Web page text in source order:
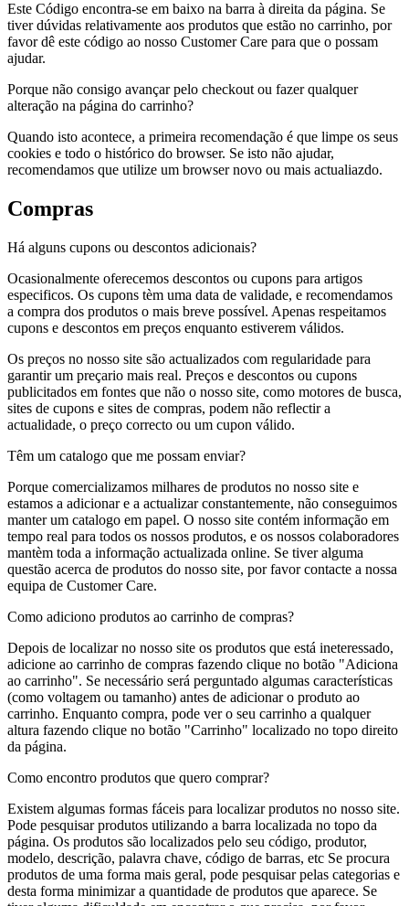
Este Código encontra-se em baixo na barra à direita da página. Se
tiver dúvidas relativamente aos produtos que estão no carrinho, por
favor dê este código ao nosso Customer Care para que o possam
ajudar.
Porque não consigo avançar pelo checkout ou fazer qualquer
alteração na página do carrinho?
Quando isto acontece, a primeira recomendação é que limpe os seus
cookies e todo o histórico do browser. Se isto não ajudar,
recomendamos que utilize um browser novo ou mais actualiazdo.
Compras
Há alguns cupons ou descontos adicionais?
Ocasionalmente oferecemos descontos ou cupons para artigos
especificos. Os cupons tèm uma data de validade, e recomendamos
a compra dos produtos o mais breve possível. Apenas respeitamos
cupons e descontos em preços enquanto estiverem válidos.
Os preços no nosso site são actualizados com regularidade para
garantir um preçario mais real. Preços e descontos ou cupons
publicitados em fontes que não o nosso site, como motores de busca,
sites de cupons e sites de compras, podem não reflectir a
actualidade, o preço correcto ou um cupon válido.
Têm um catalogo que me possam enviar?
Porque comercializamos milhares de produtos no nosso site e
estamos a adicionar e a actualizar constantemente, não conseguimos
manter um catalogo em papel. O nosso site contém informação em
tempo real para todos os nossos produtos, e os nossos colaboradores
mantèm toda a informação actualizada online. Se tiver alguma
questão acerca de produtos do nosso site, por favor contacte a nossa
equipa de Customer Care.
Como adiciono produtos ao carrinho de compras?
Depois de localizar no nosso site os produtos que está ineteressado,
adicione ao carrinho de compras fazendo clique no botão "Adiciona
ao carrinho". Se necessário será perguntado algumas características
(como voltagem ou tamanho) antes de adicionar o produto ao
carrinho. Enquanto compra, pode ver o seu carrinho a qualquer
altura fazendo clique no botão "Carrinho" localizado no topo direito
da página.
Como encontro produtos que quero comprar?
Existem algumas formas fáceis para localizar produtos no nosso site.
Pode pesquisar produtos utilizando a barra localizada no topo da
página. Os produtos são localizados pelo seu código, produtor,
modelo, descrição, palavra chave, código de barras, etc Se procura
produtos de uma forma mais geral, pode pesquisar pelas categorias e
desta forma minimizar a quantidade de produtos que aparece. Se